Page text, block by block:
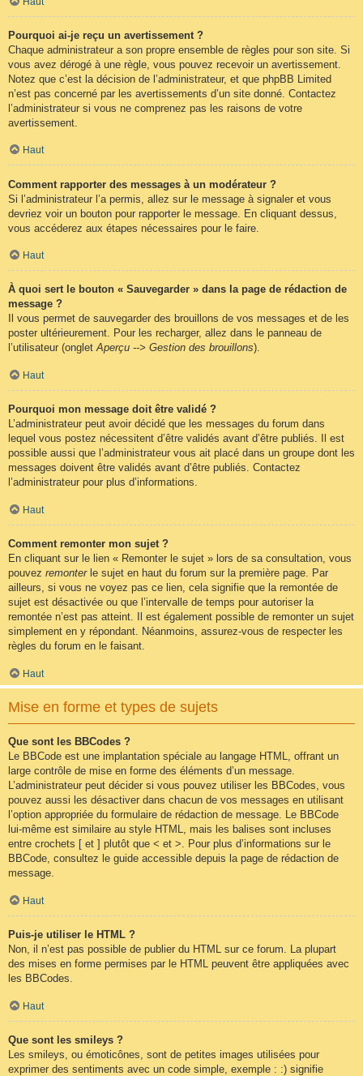
Pourquoi ai-je reçu un avertissement ?
Chaque administrateur a son propre ensemble de règles pour son site. Si
vous avez dérogé à une règle, vous pouvez recevoir un avertissement.
Notez que c’est la décision de l’administrateur, et que phpBB Limited
n’est pas concerné par les avertissements d’un site donné. Contactez
l’administrateur si vous ne comprenez pas les raisons de votre
avertissement.
Haut
Comment rapporter des messages à un modérateur ?
Si l’administrateur l’a permis, allez sur le message à signaler et vous
devriez voir un bouton pour rapporter le message. En cliquant dessus,
vous accéderez aux étapes nécessaires pour le faire.
Haut
À quoi sert le bouton « Sauvegarder » dans la page de rédaction de
message ?
Il vous permet de sauvegarder des brouillons de vos messages et de les
poster ultérieurement. Pour les recharger, allez dans le panneau de
l’utilisateur (ongletAperçu --> Gestion des brouillons).
Haut
Pourquoi mon message doit être validé ?
L’administrateur peut avoir décidé que les messages du forum dans
lequel vous postez nécessitent d’être validés avant d’être publiés. Il est
possible aussi que l’administrateur vous ait placé dans un groupe dont les
messages doivent être validés avant d’être publiés. Contactez
l’administrateur pour plus d’informations.
Haut
Comment remonter mon sujet ?
En cliquant sur le lien « Remonter le sujet » lors de sa consultation, vous
pouvez remonterle sujet en haut du forum sur la première page. Par
ailleurs, si vous ne voyez pas ce lien, cela signifie que la remontée de
sujet est désactivée ou que l’intervalle de temps pour autoriser la
remontée n’est pas atteint. Il est également possible de remonter un sujet
simplement en y répondant. Néanmoins, assurez-vous de respecter les
règles du forum en le faisant.
Haut
Mise en forme et types de sujets
Que sont les BBCodes ?
Le BBCode est une implantation spéciale au langage HTML, offrant un
large contrôle de mise en forme des éléments d’un message.
L’administrateur peut décider si vous pouvez utiliser les BBCodes, vous
pouvez aussi les désactiver dans chacun de vos messages en utilisant
l’option appropriée du formulaire de rédaction de message. Le BBCode
lui-même est similaire au style HTML, mais les balises sont incluses
entre crochets [ et ] plutôt que < et >. Pour plus d’informations sur le
BBCode, consultez le guide accessible depuis la page de rédaction de
message.
Haut
Puis-je utiliser le HTML ?
Non, il n’est pas possible de publier du HTML sur ce forum. La plupart
des mises en forme permises par le HTML peuvent être appliquées avec
les BBCodes.
Haut
Que sont les smileys ?
Les smileys, ou émoticônes, sont de petites images utilisées pour
exprimer des sentiments avec un code simple, exemple : :) signifie